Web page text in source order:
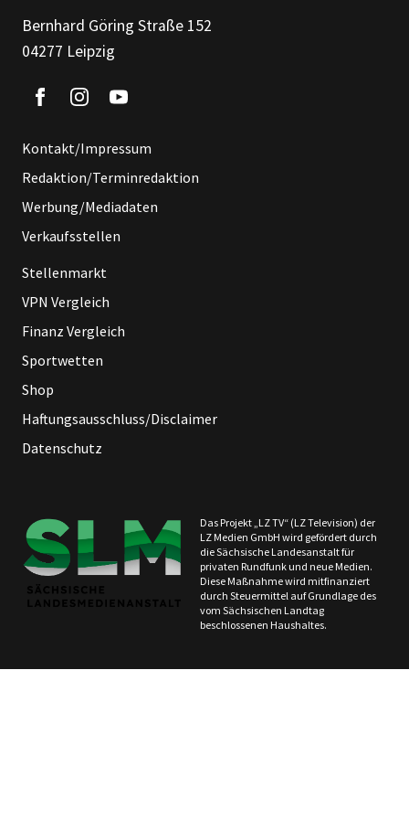
Bernhard Göring Straße 152
04277 Leipzig
Kontakt/Impressum
Redaktion/Terminredaktion
Werbung/Mediadaten
Verkaufsstellen
Stellenmarkt
VPN Vergleich
Finanz Vergleich
Sportwetten
Shop
Haftungsausschluss/Disclaimer
Datenschutz
Das Projekt „LZ TV“ (LZ Television) der
LZ Medien GmbH wird gefördert durch
die Sächsische Landesanstalt für
privaten Rundfunk und neue Medien.
Diese Maßnahme wird mitfinanziert
durch Steuermittel auf Grundlage des
vom Sächsischen Landtag
beschlossenen Haushaltes.